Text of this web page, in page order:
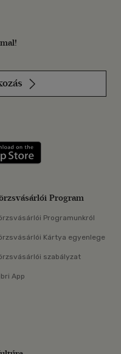
Szerezd meg: Google
Program
Programunkról
Kártya egyenlege
szabályzat
App